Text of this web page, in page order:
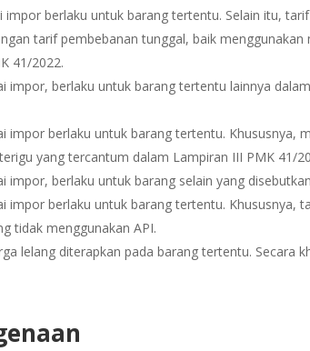
impor berlaku untuk barang tertentu. Selain itu,
tarif pembebanan tunggal, baik
41/2022.
impor, berlaku untuk barang tertentu lainnya
impor berlaku untuk barang tertentu. Khususnya,
yang tercantum dalam Lampiran III PMK 41/
impor, berlaku untuk barang selain yang
impor berlaku untuk barang tertentu. Khususnya,
tidak menggunakan API.
lelang diterapkan pada barang tertentu. Secara